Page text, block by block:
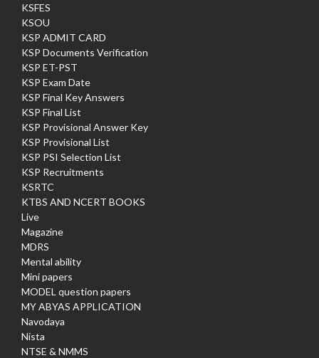
KSFES
KSOU
KSP ADMIT CARD
KSP Documents Verification
KSP ET-PST
KSP Exam Date
KSP Final Key Answers
KSP Final List
KSP Provisional Answer Key
KSP Provisional List
KSP PSI Selection List
KSP Recruitments
KSRTC
KTBS AND NCERT BOOKS
Live
Magazine
MDRS
Mental ability
Mini papers
MODEL question papers
MY ABYAS APPLICATION
Navodaya
Nista
NTSE & NMMS